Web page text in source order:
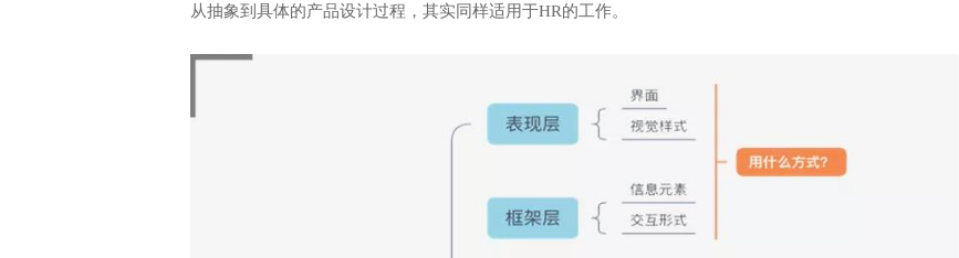
从抽象到具体的产品设计过程，其实同样适用于HR的工作。